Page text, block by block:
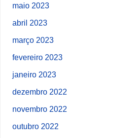
maio 2023
abril 2023
março 2023
fevereiro 2023
janeiro 2023
dezembro 2022
novembro 2022
outubro 2022